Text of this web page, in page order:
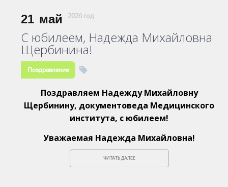
21 май 2026 год
С юбилеем, Надежда Михайловна
Щербинина!
Поздравление
Поздравляем Надежду Михайловну
Щербинину, документоведа Медицинского
института, с юбилеем!
Уважаемая Надежда Михайловна!
ЧИТАТЬ ДАЛЕЕ